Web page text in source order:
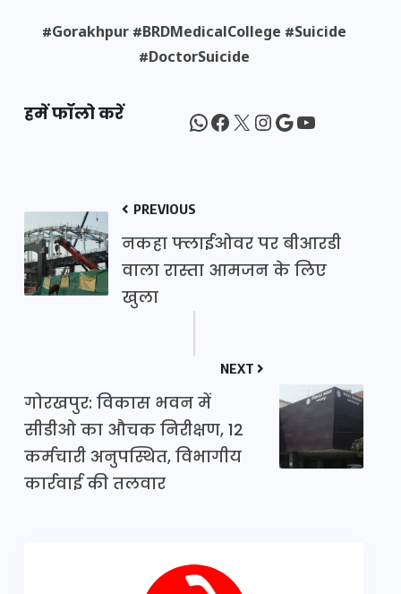
#Gorakhpur #BRDMedicalCollege #Suicide
#DoctorSuicide
हमें फॉलो करें WhatsApp
Facebook
X Instagram
Google
YouTube
PREVIOUS
नकहा फ्लाईओवर पर बीआरडी
वाला रास्ता आमजन के लिए
खुला
NEXT
गोरखपुर: विकास भवन में
सीडीओ का औचक निरीक्षण, 12
कर्मचारी अनुपस्थित, विभागीय
कार्रवाई की तलवार